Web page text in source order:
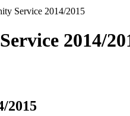
Service 2014/2015
2014/
2015